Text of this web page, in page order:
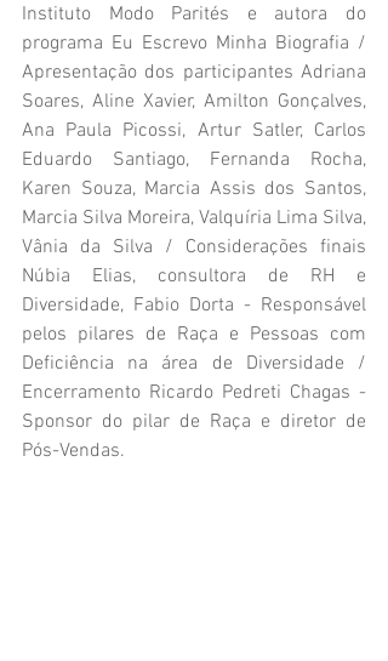
Instituto Modo Parités e autora do
programa Eu Escrevo Minha Biografia /
Apresentação dos participantes Adriana
Soares, Aline Xavier, Amilton Gonçalves,
Ana Paula Picossi, Artur Satler, Carlos
Eduardo Santiago, Fernanda Rocha,
Karen Souza, Marcia Assis dos Santos,
Marcia Silva Moreira, Valquíria Lima Silva,
Vânia da Silva / Considerações finais
Núbia Elias, consultora de RH e
Diversidade, Fabio Dorta - Responsável
pelos pilares de Raça e Pessoas com
Deficiência na área de Diversidade /
Encerramento Ricardo Pedreti Chagas -
Sponsor do pilar de Raça e diretor de
Pós-Vendas.